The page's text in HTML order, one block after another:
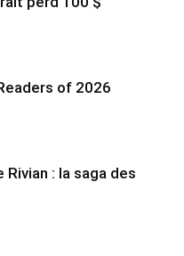
of 2026
Rivian : la saga des